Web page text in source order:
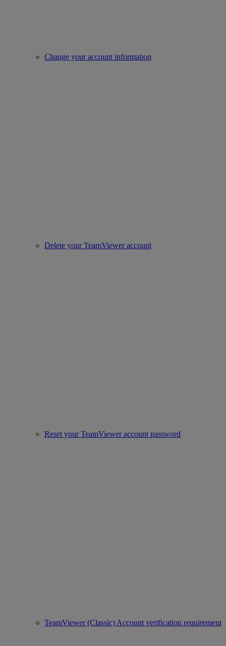
Change your account information
Delete your TeamViewer account
Reset your TeamViewer account password
TeamViewer (Classic) Account verification requirement